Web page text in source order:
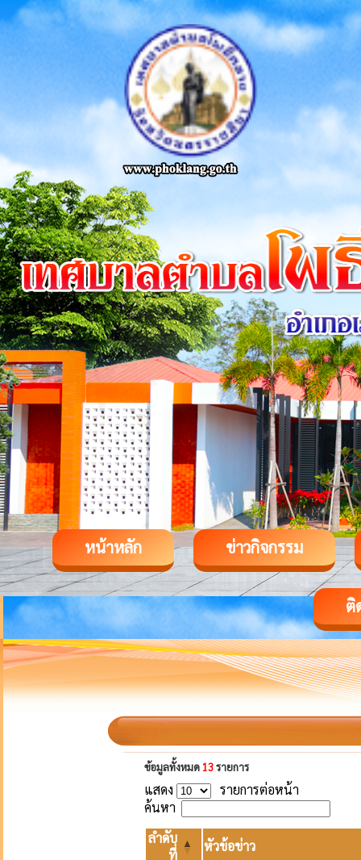
หน้าหลัก ข่าวกิจกรรม
ติ
ข้อมูลทั้งหมด 13รายการ
แสดง
รายการต่อหน้า
ค้นหา
ลำดับ
ที่
หัวข้อข่าว